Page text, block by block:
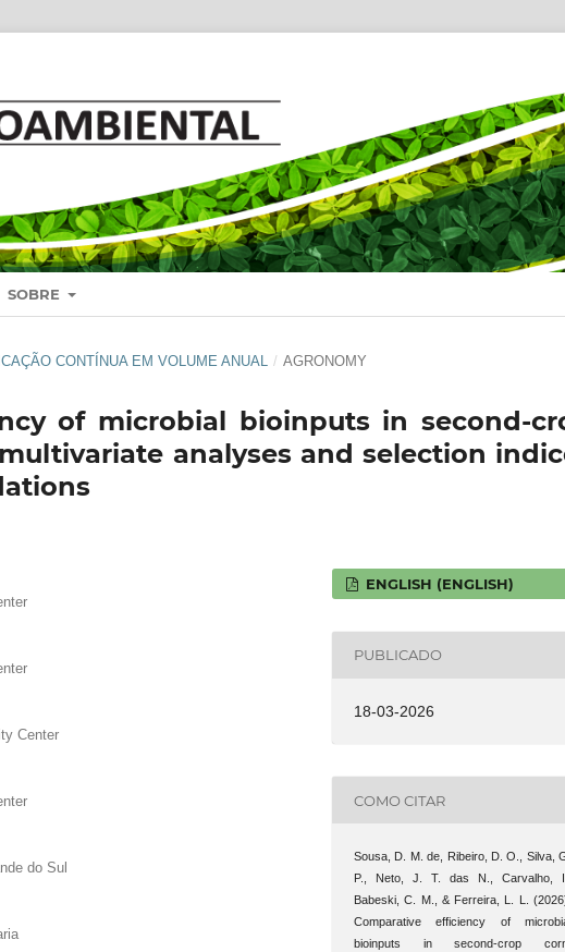
SOBRE
CONTÍNUA EM VOLUME ANUAL / AGRONOMY
of microbial bioinputs in second-
analyses and selection
Center
do Sul
ENGLISH (ENGLISH)
PUBLICADO
18-03-2026
COMO CITAR
Sousa, D. M. de, Ribeiro, D. O., Silva,
P., Neto, J. T. das N., Carvalho, I.,
Babeski, C. M., & Ferreira, L. L.
Comparative efficiency of
bioinputs in second-crop